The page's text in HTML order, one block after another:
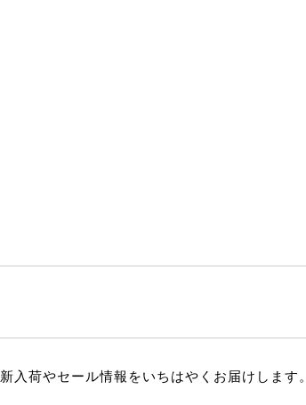
新入荷やセール情報をいちはやくお届けします。